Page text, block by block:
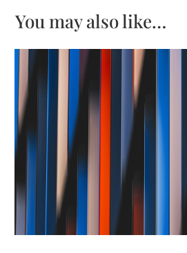
You may also like…